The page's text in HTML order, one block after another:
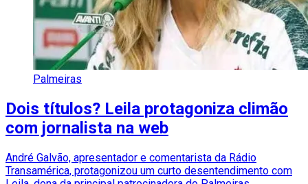
Palmeiras
Dois títulos? Leila protagoniza climão
com jornalista na web
André Galvão, apresentador e comentarista da Rádio
Transamérica, protagonizou um curto desentendimento com